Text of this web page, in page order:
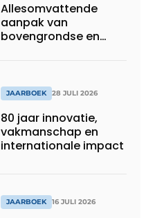
Allesomvattende
aanpak van
bovengrondse en
JAARBOEK 28 JULI 2026
80 jaar innovatie,
vakmanschap en
internationale impact
JAARBOEK 16 JULI 2026